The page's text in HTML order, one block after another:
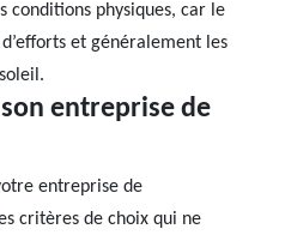
conditions physiques, car le
et généralement les
entreprise de
entreprise de
critères de choix qui ne